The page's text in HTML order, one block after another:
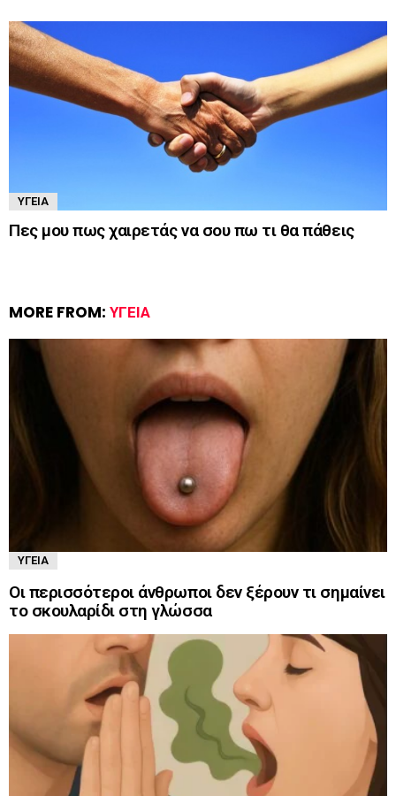
ΥΓΕΊΑ
Πες μου πως χαιρετάς να σου πω τι θα πάθεις
MORE FROM: ΥΓΕΊΑ
ΥΓΕΊΑ
Οι περισσότεροι άνθρωποι δεν ξέρουν τι σημαίνει
το σκουλαρίδι στη γλώσσα